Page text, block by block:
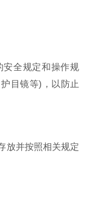
全规定和操作规
目镜等)，以防止
并按照相关规定